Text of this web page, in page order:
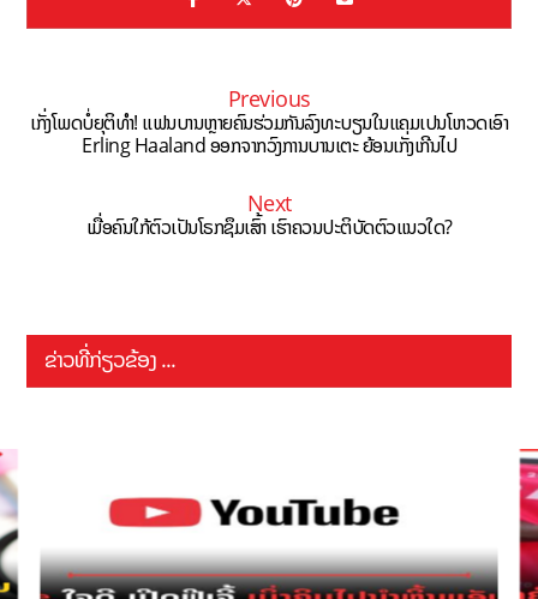
Previous
ເກັ່ງໂພດບໍ່ຍຸຕິທຳ! ແຟນບານຫຼາຍຄົນຮ່ວມກັນລົງທະບຽນໃນແຄມເປນໂຫວດເອົາ
Erling Haaland ອອກຈາກວົງການບານເຕະ ຍ້ອນເກັ່ງເກີນໄປ
Next
ເມື່ອຄົນໃກ້ຕົວເປັນໂຣກຊຶມເສົ້າ ເຮົາຄວນປະຕິບັດຕົວແນວໃດ?
ຂ່າວທີ່ກ່ຽວຂ້ອງ ...